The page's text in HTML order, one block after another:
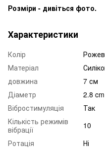
Розміри - дивіться фото.
Характеристики
Колір
Матеріал
довжина
7 см
Діаметр
2.8 cm
Вібростимуляція
Так
Кількість режимів
вібрації
10
Ротація
Ні